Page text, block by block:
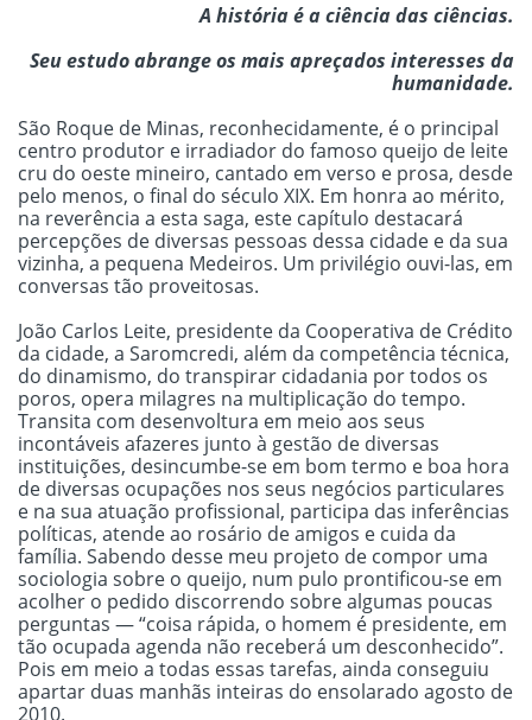
A história é a ciência das ciências.
Seu estudo abrange os mais apreçados interesses da
humanidade.
São Roque de Minas, reconhecidamente, é o principal
centro produtor e irradiador do famoso queijo de leite
cru do oeste mineiro, cantado em verso e prosa, desde
pelo menos, o final do século XIX. Em honra ao mérito,
na reverência a esta saga, este capítulo destacará
percepções de diversas pessoas dessa cidade e da sua
vizinha, a pequena Medeiros. Um privilégio ouvi-las, em
conversas tão proveitosas.
João Carlos Leite, presidente da Cooperativa de Crédito
da cidade, a Saromcredi, além da competência técnica,
do dinamismo, do transpirar cidadania por todos os
poros, opera milagres na multiplicação do tempo.
Transita com desenvoltura em meio aos seus
incontáveis afazeres junto à gestão de diversas
instituições, desincumbe-se em bom termo e boa hora
de diversas ocupações nos seus negócios particulares
e na sua atuação profissional, participa das inferências
políticas, atende ao rosário de amigos e cuida da
família. Sabendo desse meu projeto de compor uma
sociologia sobre o queijo, num pulo prontificou-se em
acolher o pedido discorrendo sobre algumas poucas
perguntas — “coisa rápida, o homem é presidente, em
tão ocupada agenda não receberá um desconhecido”.
Pois em meio a todas essas tarefas, ainda conseguiu
apartar duas manhãs inteiras do ensolarado agosto de
2010.